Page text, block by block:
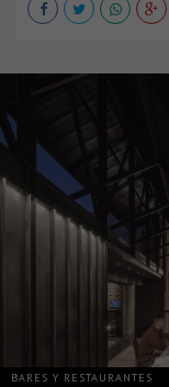
BARES Y RESTAURANTES